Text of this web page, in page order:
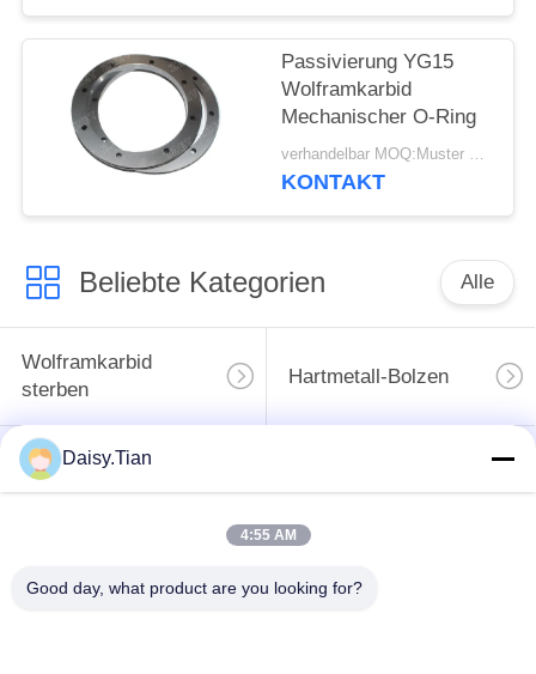
Passivierung YG15
Wolframkarbid
Mechanischer O-Ring
verhandelbar MOQ:Muster werden angenommen
KONTAKT
Beliebte Kategorien Alle
Wolframkarbid
sterben
Hartmetall-Bolzen
Bergbaustückchen
des Hartmetalls
Wolframkarbid
Wolframkarbid nach
Verarbeitung von
Daisy.Tian
4:55 AM
Good day, what product are you looking for?